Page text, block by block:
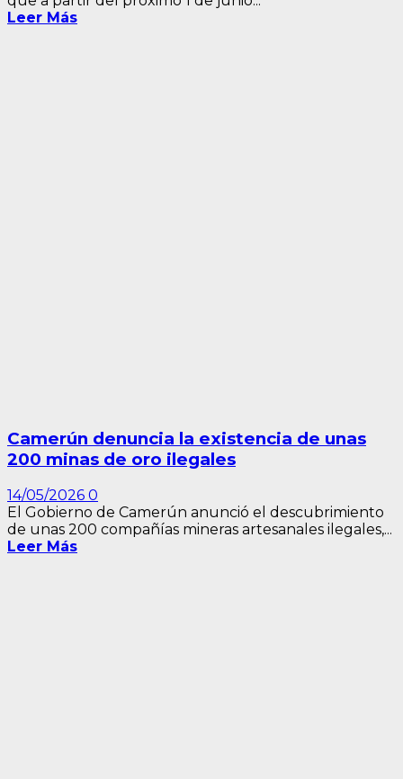
Leer Más
Camerún denuncia la existencia de unas
200 minas de oro ilegales
14/05/2026 0
El Gobierno de Camerún anunció el descubrimiento
de unas 200 compañías mineras artesanales ilegales,...
Leer Más